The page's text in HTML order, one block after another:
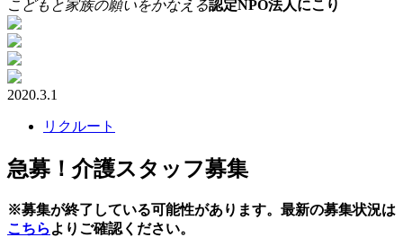
こどもと家族の願いをかなえる認定NPO法人にこり
2020.3.1
リクルート
急募！介護スタッフ募集
※募集が終了している可能性があります。最新の募集状況は
こちら よりご確認ください。